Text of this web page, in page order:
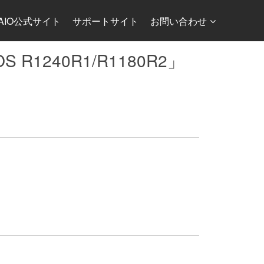
公式サイト サポートサイト お問い合わせ
R1240R1/R1180R2」